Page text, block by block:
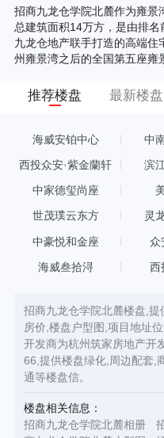
招商九龙仓学院北麓作为雍景
总建筑面积14万方，是由排
九龙仓地产联手打造的高端
州雍景湾之后的全国第五座雍
推荐楼盘 最新楼盘
海威安铂中心 中
西投众安·紫金蘭轩 滨
中家德玺尚座
世茂璞云东方 灵
中豪悦和金座 众
海威叁拾浔 西
招商九龙仓学院北麓楼盘,
房价,楼盘户型图,项目地址
开发商为杭州筑家房地产开
66,提供楼盘绿化,周边配套,
通等楼盘信。
楼盘相关信息：
招商九龙仓学院北麓相册